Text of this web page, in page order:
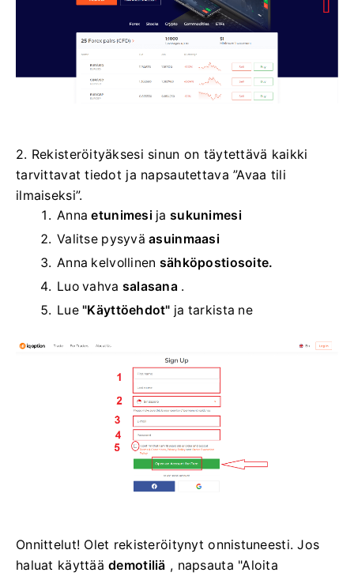
2. Rekisteröityäksesi sinun on täytettävä kaikki
tarvittavat tiedot ja napsautettava ”Avaa tili
ilmaiseksi”.
Annaetunimesi jasukunimesi
Valitse pysyväasuinmaasi
Anna kelvollinen sähköpostiosoite.
Luo vahva salasana .
Lue"Käyttöehdot" ja tarkista ne
Onnittelut! Olet rekisteröitynyt onnistuneesti. Jos
haluat käyttäädemotiliä , napsauta "Aloita